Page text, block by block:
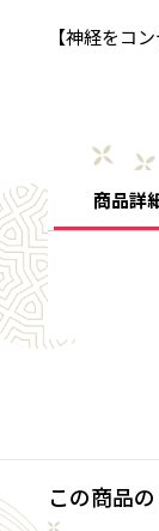
【神経をコ
商品詳
この商品